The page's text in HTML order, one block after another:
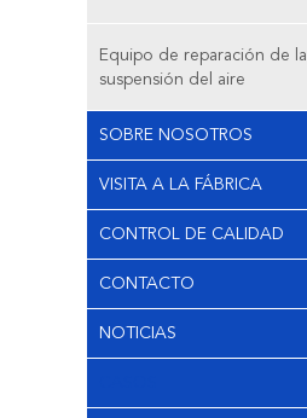
Equipo de reparación de la
suspensión del aire
SOBRE NOSOTROS
VISITA A LA FÁBRICA
CONTROL DE CALIDAD
CONTACTO
NOTICIAS